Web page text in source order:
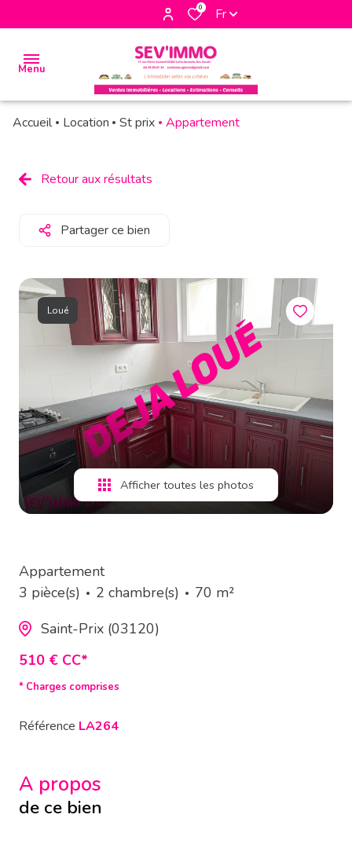
0 Fr
Menu
biens
à la
location
vendus
estimation
alerte
e-
mail
contact
Accueil Location St prix Appartement
Retour aux résultats
Partager ce bien
Loué
Afficher toutes les photos
Appartement
3 pièce(s)
2 chambre(s)
70 m²
Saint-Prix (03120)
510 € CC*
* Charges comprises
Référence LA264
A propos
de ce bien